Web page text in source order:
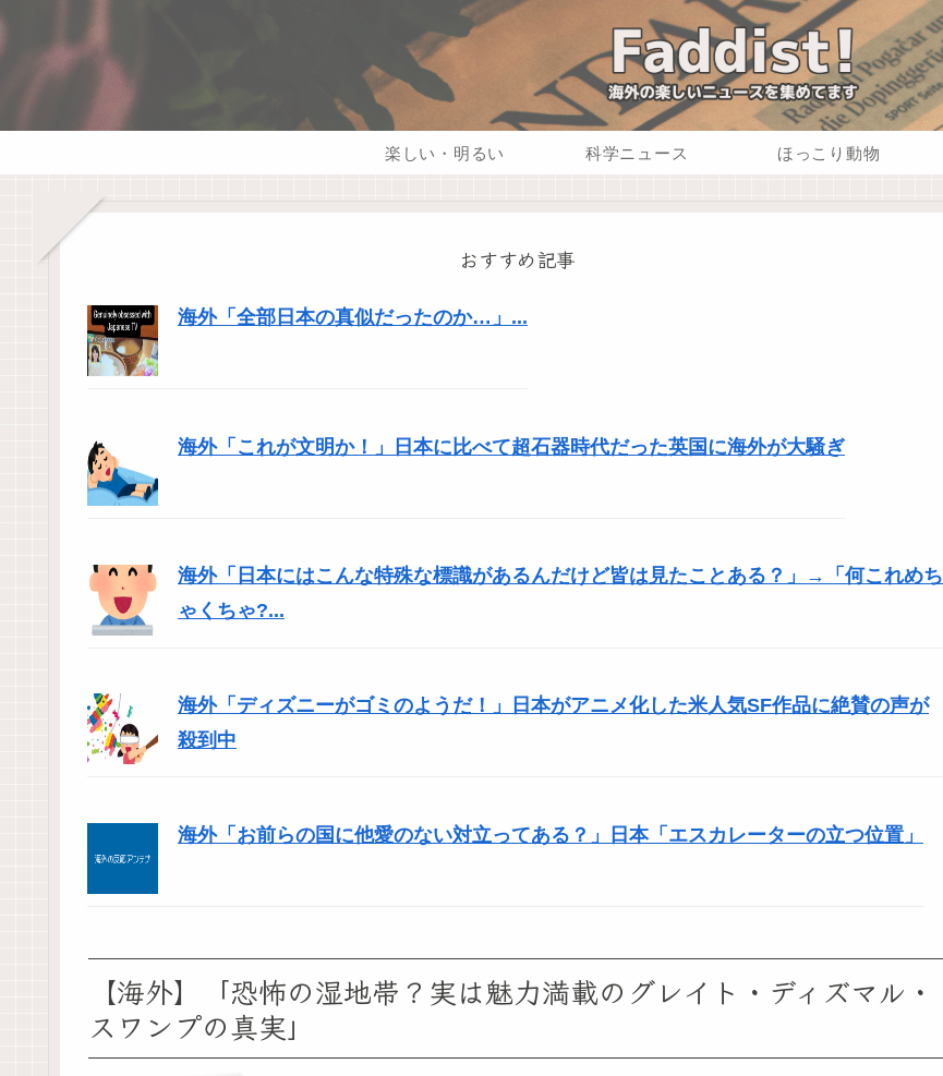
楽しい・明るい 科学ニュース ほっこり動物
おすすめ記事
海外「全部日本の真似だったのか…」...
海外「これが文明か！」日本に比べて超石器時代だった英国に海外が大騒ぎ
海外「日本にはこんな特殊な標識があるんだけど皆は見たことある？」→「何これめち
ゃくちゃ?...
海外「ディズニーがゴミのようだ！」日本がアニメ化した米人気SF作品に絶賛の声が
殺到中
海外「お前らの国に他愛のない対立ってある？」日本「エスカレーターの立つ位置」
【海外】「恐怖の湿地帯？実は魅力満載のグレイト・ディズマル・
スワンプの真実」